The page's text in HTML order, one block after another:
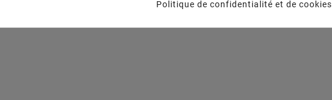
Politique de confidentialité et de cookies